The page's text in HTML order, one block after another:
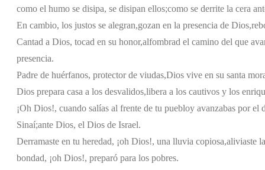
como el humo se disipa, se disipan ellos;como se derrite la cera
En cambio, los justos se alegran,gozan en la presencia de Dios,
Cantad a Dios, tocad en su honor,alfombrad el camino del que
presencia.
Padre de huérfanos, protector de viudas,Dios vive en su santa
Dios prepara casa a los desvalidos,libera a los cautivos y los
¡Oh Dios!, cuando salías al frente de tu puebloy avanzabas por el
Sinaí;ante Dios, el Dios de Israel.
Derramaste en tu heredad, ¡oh Dios!, una lluvia copiosa,aliviaste
bondad, ¡oh Dios!, preparó para los pobres.